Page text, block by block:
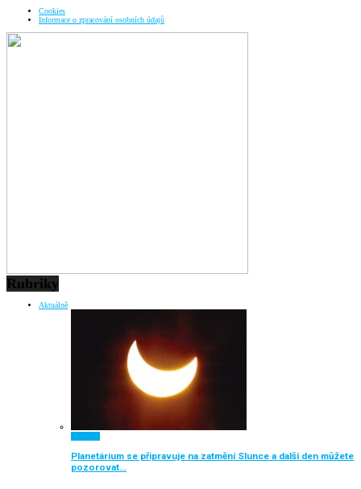
Cookies
Informace o zpracování osobních údajů
Rubriky
Aktuálně
Planetárium se připravuje na zatmění Slunce a další den můžete
pozorovat…